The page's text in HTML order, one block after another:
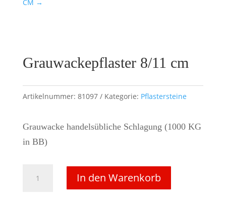
CM →
Grauwackepflaster 8/11 cm
Artikelnummer: 81097 Kategorie: Pflastersteine
Grauwacke handelsübliche Schlagung (1000 KG
in BB)
GrauwackepflasterIn den Warenkorb